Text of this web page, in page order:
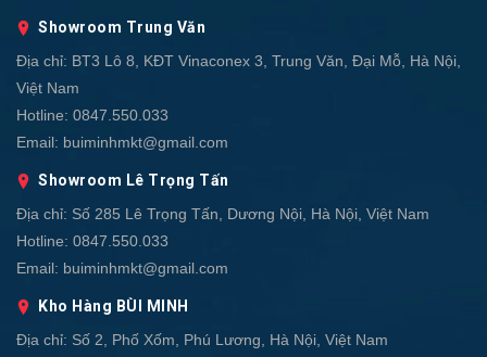
Showroom Trung Văn
Địa chỉ: BT3 Lô 8, KĐT Vinaconex 3, Trung Văn, Đại Mỗ, Hà Nội,
Việt Nam
Hotline: 0847.550.033
Email: buiminhmkt@gmail.com
Showroom Lê Trọng Tấn
Địa chỉ: Số 285 Lê Trọng Tấn, Dương Nội, Hà Nội, Việt Nam
Hotline: 0847.550.033
Email: buiminhmkt@gmail.com
Kho Hàng BÙI MINH
Địa chỉ: Số 2, Phố Xốm, Phú Lương, Hà Nội, Việt Nam